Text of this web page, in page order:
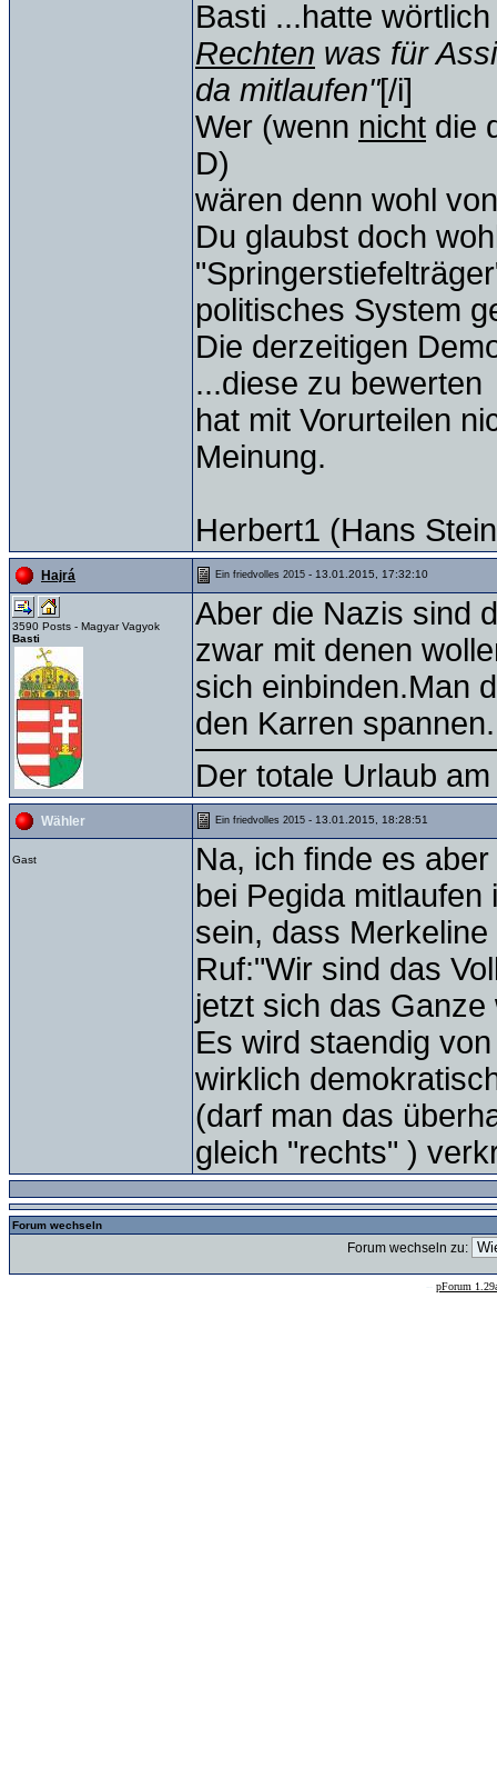
Basti ...hatte
Rechten was für
da mitlaufen"[/i]
Wer (wenn nicht die
D)
wären denn wohl
Du glaubst doch
politisches System
Die derzeitigen
...diese zu bewerten
hat mit Vorurteilen
Meinung.
Herbert1 (Hans
Hajrá Ein friedvolles 2015 - 13.01.2015, 17:32:10
3590 Posts - Magyar Vagyok
Basti
Aber die Nazis sind
zwar mit denen
sich einbinden.Man
den Karren spannen.
Der totale Urlaub
Wähler Ein friedvolles 2015 - 13.01.2015, 18:28:51
Gast
Na, ich finde es
bei Pegida
sein, dass
Ruf:"Wir sind das
jetzt sich das
Es wird staendig
wirklich
(darf man das
gleich "rechts" )
Forum wechseln
Forum wechseln zu:
pForum